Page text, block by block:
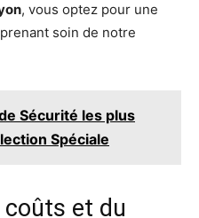
, vous optez pour une
soin de notre
Sécurité les plus
Spéciale
et du